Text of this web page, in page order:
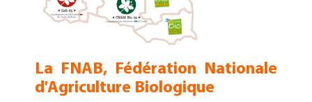
La FNAB, Fédération Nationale
d'Agriculture Biologique